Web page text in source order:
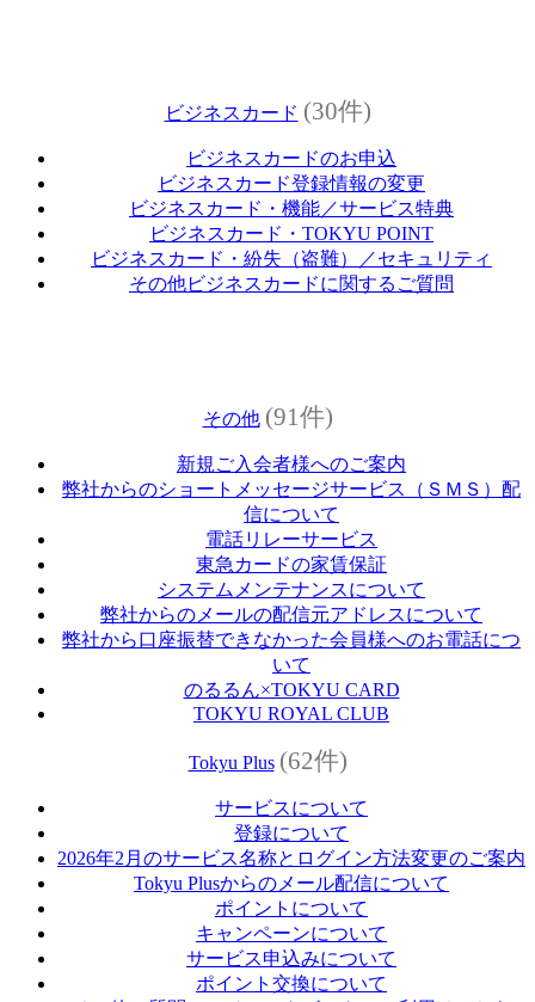
ビジネスカード (30件)
ビジネスカードのお申込
ビジネスカード登録情報の変更
ビジネスカード・機能／サービス特典
ビジネスカード・TOKYU POINT
ビジネスカード・紛失（盗難）／セキュリティ
その他ビジネスカードに関するご質問
その他 (91件)
新規ご入会者様へのご案内
弊社からのショートメッセージサービス（ＳＭＳ）配
信について
電話リレーサービス
東急カードの家賃保証
システムメンテナンスについて
弊社からのメールの配信元アドレスについて
弊社から口座振替できなかった会員様へのお電話につ
いて
のるるん×TOKYU CARD
TOKYU ROYAL CLUB
Tokyu Plus (62件)
サービスについて
登録について
2026年2月のサービス名称とログイン方法変更のご案内
Tokyu Plusからのメール配信について
ポイントについて
キャンペーンについて
サービス申込みについて
ポイント交換について